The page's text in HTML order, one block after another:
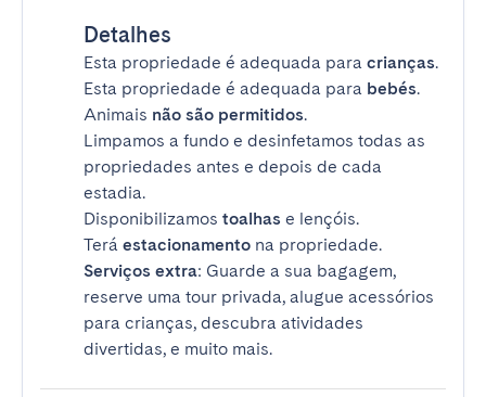
Detalhes
Esta propriedade é adequada para crianças.
Esta propriedade é adequada para bebés.
Animais não são permitidos.
Limpamos a fundo e desinfetamos todas as
propriedades antes e depois de cada
estadia.
Disponibilizamos toalhas e lençóis.
Terá estacionamento na propriedade.
Serviços extra: Guarde a sua bagagem,
reserve uma tour privada, alugue acessórios
para crianças, descubra atividades
divertidas, e muito mais.